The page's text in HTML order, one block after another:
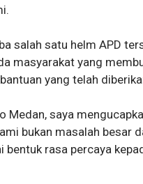
salah satu helm APD
masyarakat yang
yang telah
Medan, saya
bukan masalah besar
rasa percaya